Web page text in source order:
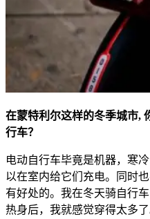
在蒙特利尔这样的冬季城市,
行车？
电动自行车毕竟是机器，寒
以在室内给它们充电。同时
有好处的。我在冬天骑自行
热身后，我就感觉穿得太多